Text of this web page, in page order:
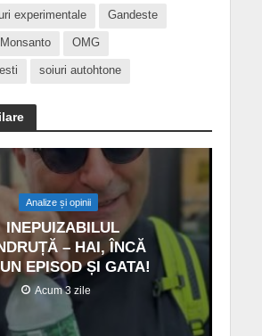
experimentale Gandeste
Monsanto OMG
soiuri autohtone
Analize și opinii
INEPUIZABILUL
– HAI, ÎNCĂ
EPISOD ȘI GATA!
Acum 3 zile